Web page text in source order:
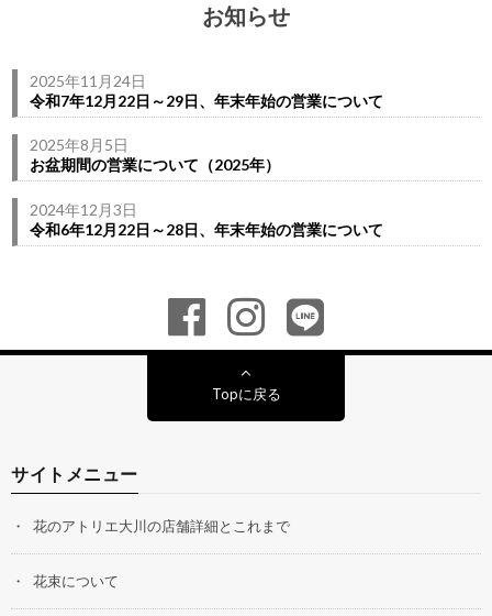
お知らせ
2025年11月24日
令和7年12月22日～29日、年末年始の営業について
2025年8月5日
お盆期間の営業について（2025年）
2024年12月3日
令和6年12月22日～28日、年末年始の営業について
Topに戻る
サイトメニュー
花のアトリエ大川の店舗詳細とこれまで
花束について